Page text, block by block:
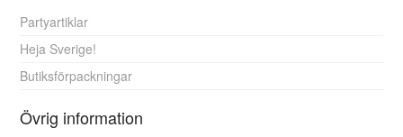
Partyartiklar
Heja Sverige!
Butiksförpackningar
Övrig information